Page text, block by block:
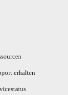
erhalten